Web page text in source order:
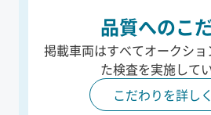
品質へのこ
掲載車両はすべてオークシ
た検査を実施して
こだわりを詳し